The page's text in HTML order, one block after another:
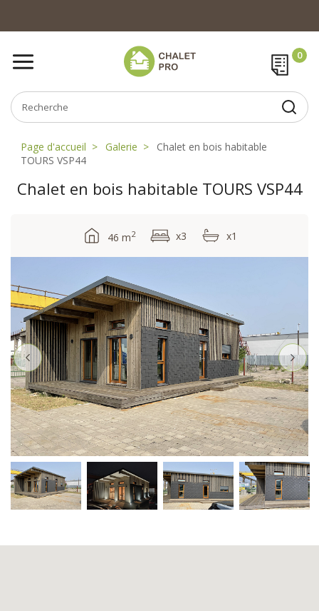
Page d'accueil Galerie
Chalet en bois habitable
TOURS VSP44
Chalet en bois habitable TOURS VSP44
46 m2 x3 x1